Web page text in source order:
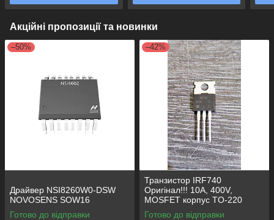
Акційні пропозиції та новинки
–50%
Драйвер NSI8260W0-DSW
NOVOSENS SOW16
Готово до відправки
–42%
Транзистор IRF740
Оригінал!!! 10A, 400V,
MOSFET корпус TO-220
Готово до відправки